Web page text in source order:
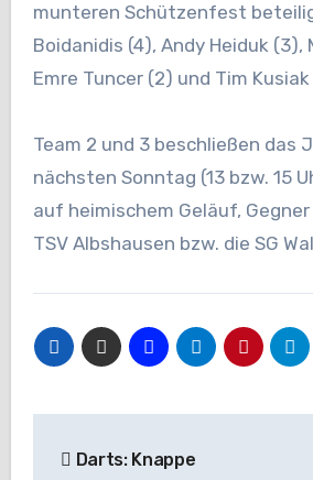
munteren Schützenfest
Boidanidis (4), Andy Heiduk (3),
Emre Tuncer (2) und Tim
Team 2 und 3 beschließen das
nächsten Sonntag (13 bzw. 15
auf heimischem Geläuf,
TSV Albshausen bzw. die SG
Darts: Knappe